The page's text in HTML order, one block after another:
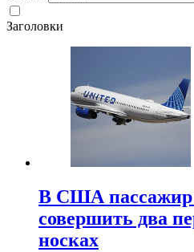
Заголовки
В США пассажир
совершить два
носках